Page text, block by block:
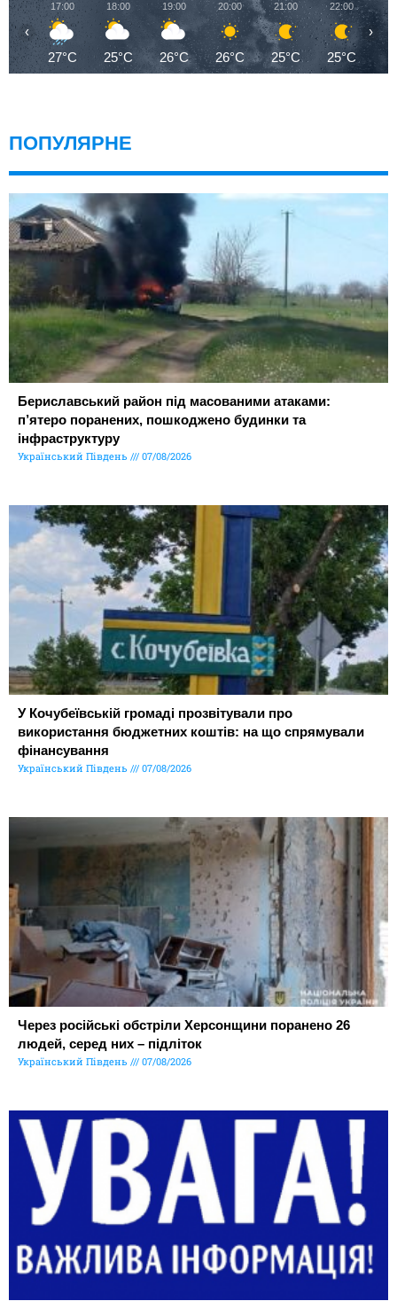
17:00
27°C
18:00
25°C
19:00
26°C
20:00
26°C
21:00
25°C
22:00
25°C
‹ ›
ПОПУЛЯРНЕ
Бериславський район під масованими атаками:
п’ятеро поранених, пошкоджено будинки та
інфраструктуру
Український Південь 07/08/2026
У Кочубеївській громаді прозвітували про
використання бюджетних коштів: на що спрямували
фінансування
Український Південь 07/08/2026
Через російські обстріли Херсонщини поранено 26
людей, серед них – підліток
Український Південь 07/08/2026